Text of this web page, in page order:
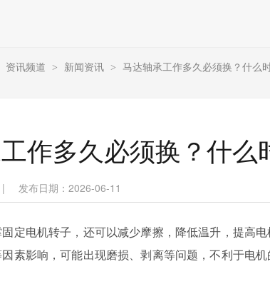
资讯频道 > 新闻资讯 > 马达轴承工作多久必须换？什么
作多久必须换？什么
| 发布日期：2026-06-11
定电机转子，还可以减少摩擦，降低温升，提高
素影响，可能出现磨损、剥离等问题，不利于电